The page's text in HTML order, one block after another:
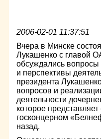
2006-02-01 11:37:51
Вчера в Минске
Лукашенко с главой
обсуждались вопросы
и перспективы
президента
вопросов и
деятельности
которое
госконцерном
назад.